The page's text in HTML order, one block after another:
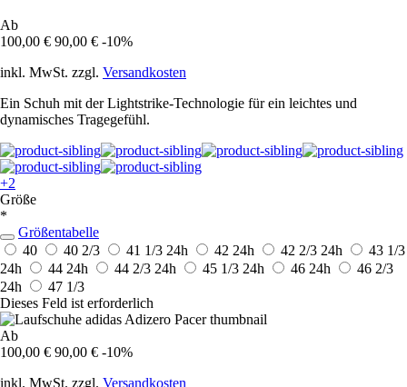
Ab
100,00 € 90,00 € -10%
inkl. MwSt. zzgl. Versandkosten
Ein Schuh mit der Lightstrike-Technologie für ein leichtes und
dynamisches Tragegefühl.
+2
Größe
*
Größentabelle
40
40 2/3 41 1/3 24h 42 24h 42 2/3 24h
43 1/3
24h
44 24h 44 2/3 24h 45 1/3 24h 46 24h
46 2/3
24h
47 1/3
Dieses Feld ist erforderlich
Ab
100,00 € 90,00 € -10%
inkl. MwSt. zzgl. Versandkosten